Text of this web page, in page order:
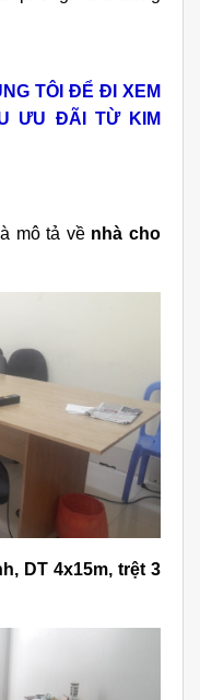
TÔI ĐỂ ĐI XEM
ƯU ĐÃI TỪ KIM
mô tả về nhà cho
DT 4x15m, trệt 3